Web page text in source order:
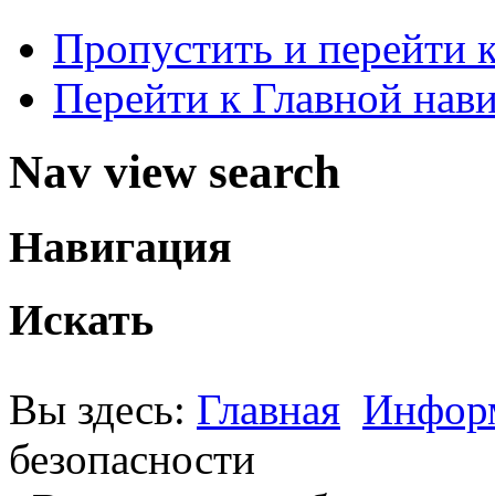
Пропустить и перейти
Перейти к Главной
Nav view search
Навигация
Искать
Вы здесь: Главная
безопасности